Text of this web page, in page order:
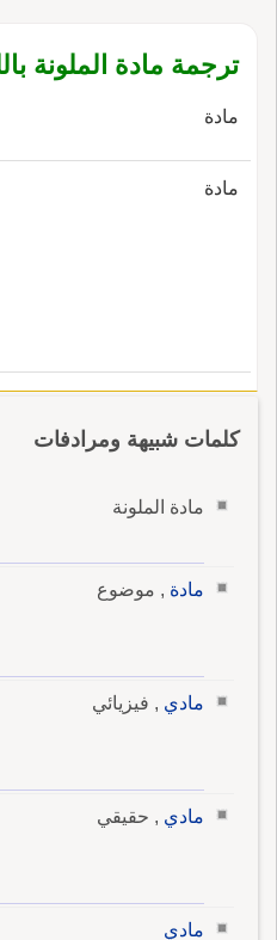
ترجمة مادة الملونة
مادة
مادة
كلمات شبيهة ومرادفات
مادة الملونة
مادة , موضوع
مادي , فيزيائي
مادي , حقيقي
مادي